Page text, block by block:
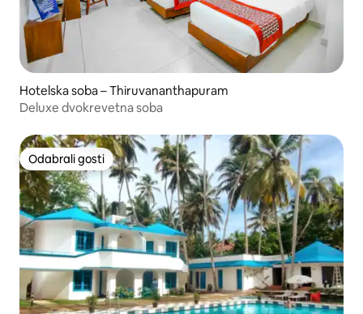
Hotelska soba – Thiruvananthapuram
Deluxe dvokrevetna soba
Odabrali gosti
Odabrali gosti